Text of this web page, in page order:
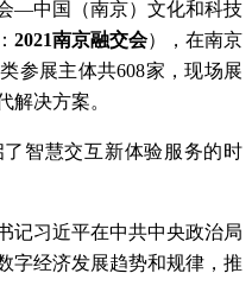
—中国（南京）文化和科技
2021南京融交会），在南京
参展主体共608家，现场展
解决方案。
智慧交互新体验服务的时
记习近平在中共中央政治局
字经济发展趋势和规律，推